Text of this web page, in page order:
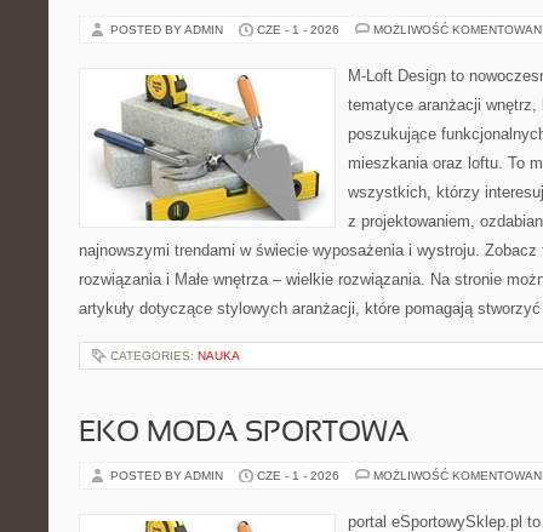
POSTED BY ADMIN CZE - 1 - 2026 MOŻLIWOŚĆ
M-Loft Design to
tematyce aranżacji
poszukujące
mieszkania oraz loftu. To
wszystkich, którzy
z projektowaniem,
najnowszymi trendami w świecie wyposażenia i wystroju. Zobacz
rozwiązania i Małe wnętrza – wielkie rozwiązania. Na stronie
artykuły dotyczące stylowych aranżacji, które pomagają
CATEGORIES: NAUKA
EKO MODA SPORTOWA
POSTED BY ADMIN CZE - 1 - 2026 MOŻLIWOŚĆ
portal eSportowySklep.pl